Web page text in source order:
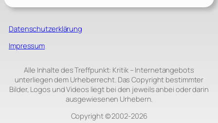
Datenschutzerklärung
Impressum
Alle Inhalte des Treffpunkt: Kritik – Internetangebots
unterliegen dem Urheberrecht. Das Copyright bestimmter
Bilder, Logos und Videos liegt bei den jeweils anbei oder darin
ausgewiesenen Urhebern.
Copyright © 2002‑2026